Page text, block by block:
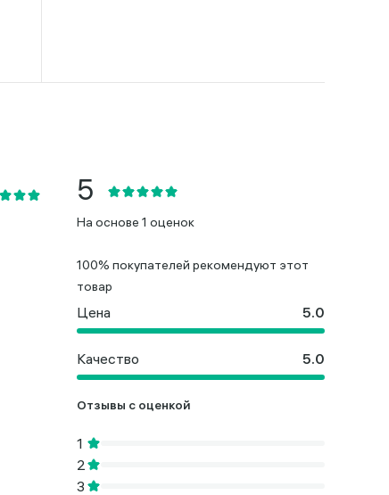
На основе 1 оценок
100% покупателей рекомендуют этот
товар
Цена
Качество
Отзывы с оценкой